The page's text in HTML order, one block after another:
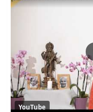
YouTube